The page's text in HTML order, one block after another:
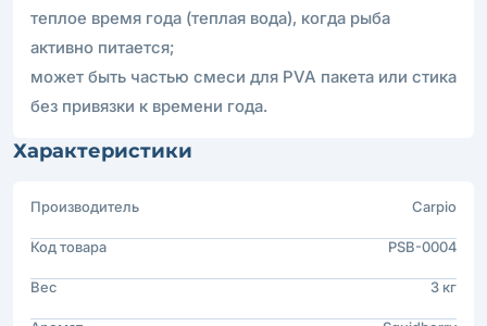
теплое время года (теплая вода), когда рыба
активно питается;
может быть частью смеси для PVA пакета или стика
без привязки к времени года.
Характеристики
Производитель Carpio
Код товара PSB-0004
Вес 3 кг